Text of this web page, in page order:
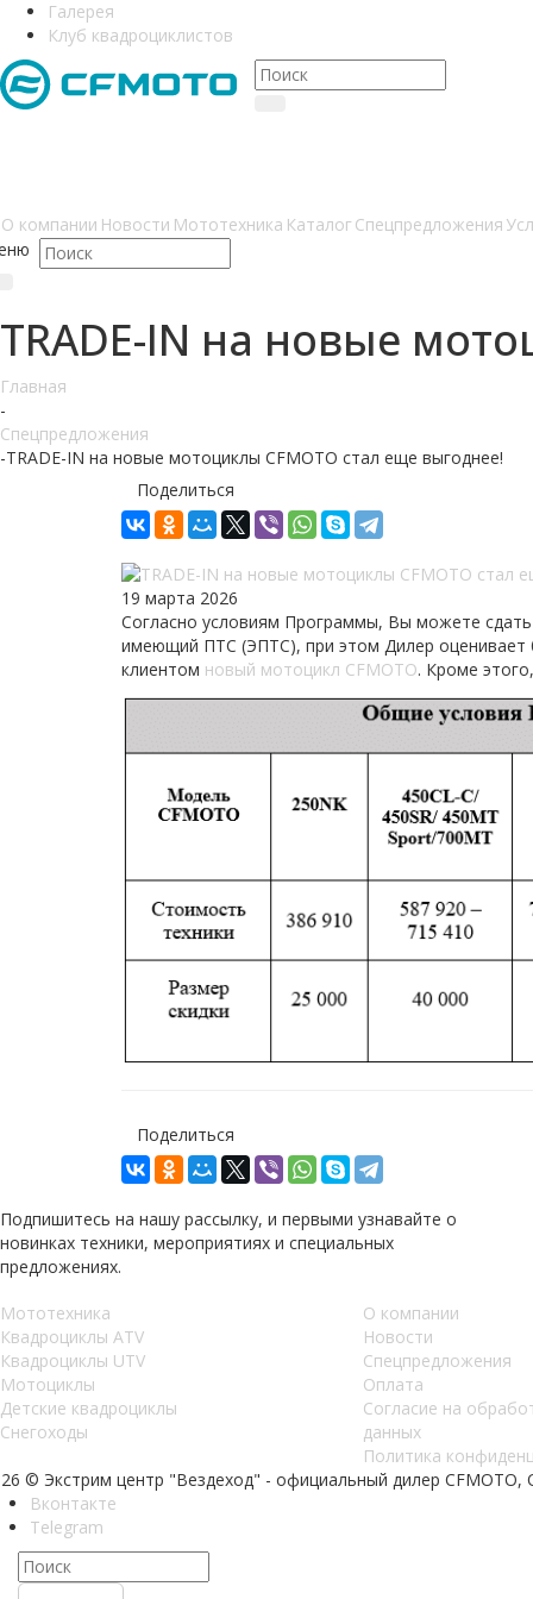
Галерея
Клуб квадроциклистов
О компании Новости Мототехника Каталог Спецпредложения
TRADE-IN на новые
Главная
-
Спецпредложения
-TRADE-IN на новые мотоциклы CFMOTO стал еще выгоднее!
Поделиться
19 марта 2026
Согласно условиям Программы, Вы можете
имеющий ПТС (ЭПТС), при этом Дилер оценивает
клиентом новый мотоцикл CFMOTO. Кроме
Поделиться
Подпишитесь на нашу рассылку, и первыми узнавайте о
новинках техники, мероприятиях и специальных
предложениях.
Мототехника
Квадроциклы ATV
Квадроциклы UTV
Мотоциклы
Детские квадроциклы
Снегоходы
О компании
Новости
Спецпредложения
Оплата
Согласие на
данных
Политика
© Экстрим центр "Вездеход" - официальный дилер CFMOTO,
Вконтакте
Telegram